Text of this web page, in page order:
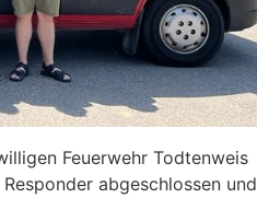
Feuerwehr Todtenweis
abgeschlossen und